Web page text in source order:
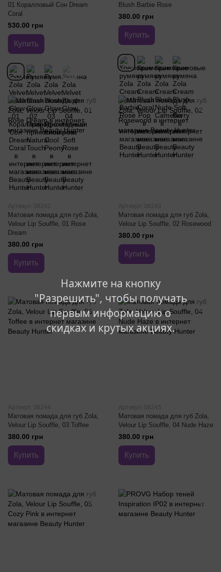
Нажмите на кнопку
"Разрешить", чтобы получать
первым информацию о
скидках и крутых акциях.
01 Коралловый Сон Dream
Coral
530.00 грн
Купить
Blush Barbie Rose
380.00 грн
Купить
Артикул: 06242
Матовая помада для губ Zola,
Velour Lip Souffle, 01 Rose
Dream
380.00 грн
Купить
Артикул: 06243
Матовая помада для губ Zola,
Velour Lip Souffle, 02 Rosewood
380.00 грн
Купить
Артикул: 06244
Матовая помада для губ Zola,
Velour Lip Souffle, 03 Toffee
380.00 грн
Купить
Артикул: 06245
Матовая помада для губ Zola,
Velour Lip Souffle, 04 Nude Haze
380.00 грн
Купить